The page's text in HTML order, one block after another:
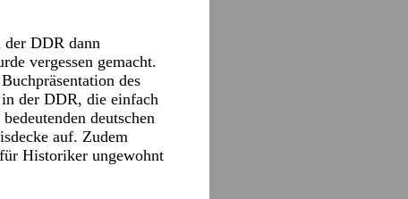
der DDR dann
vergessen gemacht.
des
der DDR, die einfach
deutschen
auf. Zudem
Historiker ungewohnt